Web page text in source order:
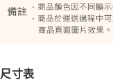
尺寸表